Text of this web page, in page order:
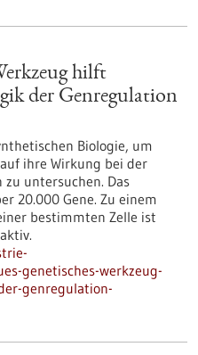
hilft
der Genregulation
Biologie, um
ihre Wirkung bei der
zu untersuchen. Das
20.000 Gene. Zu einem
bestimmten Zelle ist
genetisches-werkzeug-
genregulation-